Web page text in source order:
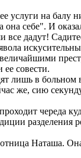
услуги на балу
она себе". И
все дадут!
совести.
лишь в
же, сию
череда
разделения
Наташа. Она